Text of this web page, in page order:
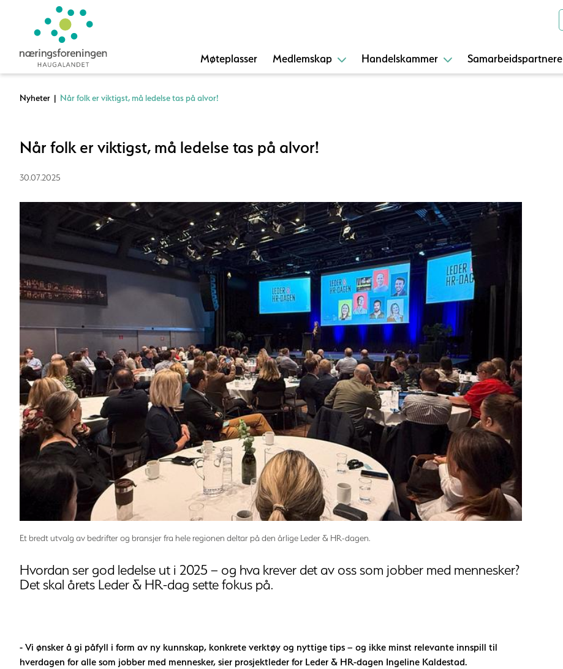
Møteplasser Medlemskap Handelskammer Samarbeidspartnere
Nyheter | Når folk er viktigst, må ledelse tas på alvor!
Når folk er viktigst, må ledelse tas på alvor!
30.07.2025
Et bredt utvalg av bedrifter og bransjer fra hele regionen deltar på den årlige Leder & HR-dagen.
Hvordan ser god ledelse ut i 2025 – og hva krever det av oss som jobber med mennesker?
Det skal årets Leder & HR-dag sette fokus på.
- Vi ønsker å gi påfyll i form av ny kunnskap, konkrete verktøy og nyttige tips – og ikke minst relevante innspill til
hverdagen for alle som jobber med mennesker, sier prosjektleder for Leder & HR-dagen Ingeline Kaldestad.